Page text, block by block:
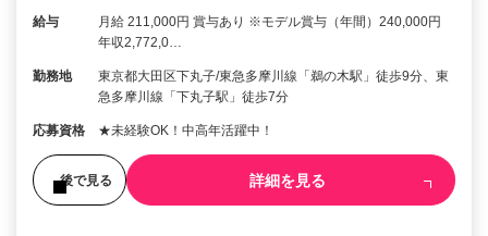
給与
月給 211,000円 賞与あり ※モデル賞与（年間）240,000円
年収2,772,0…
勤務地
東京都大田区下丸子/東急多摩川線「鵜の木駅」徒歩9分、東
急多摩川線「下丸子駅」徒歩7分
応募資格 ★未経験OK！中高年活躍中！
後で見る 詳細を見る